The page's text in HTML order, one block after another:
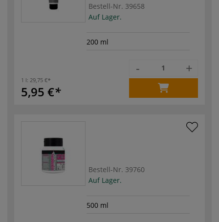
Bestell-Nr. 39658
Auf Lager.
200 ml
1 l: 29,75 €
5,95 €
- +
Bestell-Nr. 39760
Auf Lager.
500 ml